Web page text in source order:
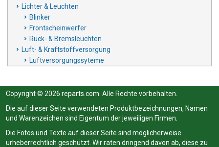
Lichter & Leuchten
Blinker
Frontscheinwerfer
Rück- & Bremsleuchten
Luft- & Kraftstoffversorgung
Luftversorgungssyteme
Copyright © 2026 reparts.com. Alle Rechte vorbehalten.
Die auf dieser Seite verwendeten Produktbezeichnungen, Namen
und Warenzeichen sind Eigentum der jeweiligen Firmen.
Die Fotos und Texte auf dieser Seite sind möglicherweise
urheberrechtlich geschützt. Wir raten dringend davon ab, diese zu